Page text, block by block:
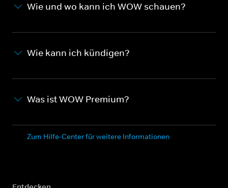
Wie und wo kann ich WOW schauen?
Wie kann ich kündigen?
Was ist WOW Premium?
Zum Hilfe-Center für weitere Informationen